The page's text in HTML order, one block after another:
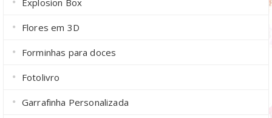
Flores em 3D
Forminhas para doces
Fotolivro
Garrafinha Personalizada